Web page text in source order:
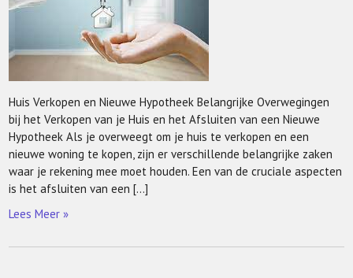
Huis Verkopen en Nieuwe Hypotheek Belangrijke Overwegingen
bij het Verkopen van je Huis en het Afsluiten van een Nieuwe
Hypotheek Als je overweegt om je huis te verkopen en een
nieuwe woning te kopen, zijn er verschillende belangrijke zaken
waar je rekening mee moet houden. Een van de cruciale aspecten
is het afsluiten van een […]
Lees Meer »